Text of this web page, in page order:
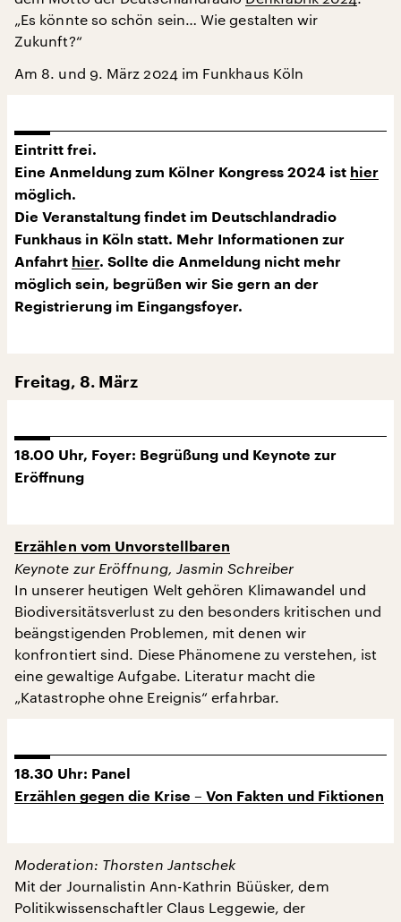
„Es könnte so schön sein… Wie gestalten wir
Zukunft?“
Am 8. und 9. März 2024 im Funkhaus Köln
Eintritt frei.
Eine Anmeldung zum Kölner Kongress 2024 ist hier
möglich.
Die Veranstaltung findet im Deutschlandradio
Funkhaus in Köln statt. Mehr Informationen zur
Anfahrt hier. Sollte die Anmeldung nicht mehr
möglich sein, begrüßen wir Sie gern an der
Registrierung im Eingangsfoyer.
Freitag, 8. März
18.00 Uhr, Foyer: Begrüßung und Keynote zur
Eröffnung
Erzählen vom Unvorstellbaren
Keynote zur Eröffnung, Jasmin Schreiber
In unserer heutigen Welt gehören Klimawandel und
Biodiversitätsverlust zu den besonders kritischen und
beängstigenden Problemen, mit denen wir
konfrontiert sind. Diese Phänomene zu verstehen, ist
eine gewaltige Aufgabe. Literatur macht die
„Katastrophe ohne Ereignis“ erfahrbar.
18.30 Uhr: Panel
Erzählen gegen die Krise – Von Fakten und Fiktionen
Moderation: Thorsten Jantschek
Mit der Journalistin Ann-Kathrin Büüsker, dem
Politikwissenschaftler Claus Leggewie, der